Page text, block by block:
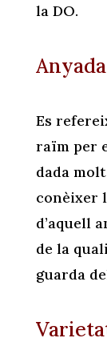
la DO.
Anyada
Es
raïm per
dada
conèixer
d’aquell
de la
guarda